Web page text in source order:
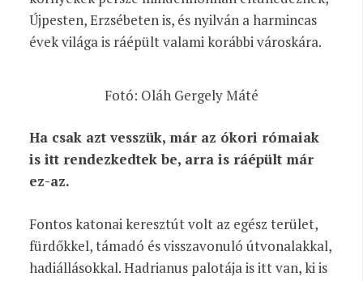
Újpesten, Erzsébeten is, és nyilván a harmincas
évek világa is ráépült valami korábbi városkára.
Fotó: Oláh Gergely Máté
Ha csak azt vesszük, már az ókori rómaiak
is itt rendezkedtek be, arra is ráépült már
ez-az.
Fontos katonai keresztút volt az egész terület,
fürdőkkel, támadó és visszavonuló útvonalakkal,
hadiállásokkal. Hadrianus palotája is itt van, ki is